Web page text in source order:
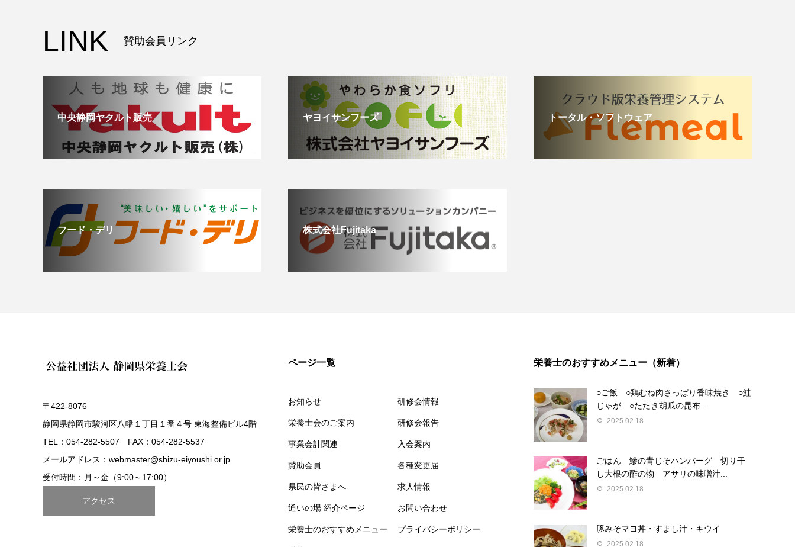
LINK 賛助会員リンク
中央静岡ヤクルト販売 ヤヨイサンフーズ トータル・ソフトウェア
フード・デリ 株式会社Fujitaka
〒422-8076
静岡県静岡市駿河区八幡１丁目１番４号 東海整備ビル4階
TEL：054-282-5507 FAX：054-282-5537
メールアドレス：webmaster@shizu-eiyoushi.or.jp
受付時間：月～金（9:00～17:00）
アクセス
ページ一覧
お知らせ
栄養士会のご案内
事業会計関連
賛助会員
県民の皆さまへ
通いの場 紹介ページ
栄養士のおすすめメニュー
研修会情報
研修会報告
入会案内
各種変更届
求人情報
お問い合わせ
プライバシーポリシー
栄養士のおすすめメニュー（新着）
○ご飯 ○鶏むね肉さっぱり香味焼き ○鮭
じゃが ○たたき胡瓜の昆布...
2025.02.18
ごはん 鰺の青じそハンバーグ 切り干
し大根の酢の物 アサリの味噌汁...
2025.02.18
豚みそマヨ丼・すまし汁・キウイ
2025.02.18